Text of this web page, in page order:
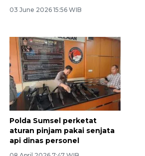
03 June 2026 15:56 WIB
Polda Sumsel perketat
aturan pinjam pakai senjata
api dinas personel